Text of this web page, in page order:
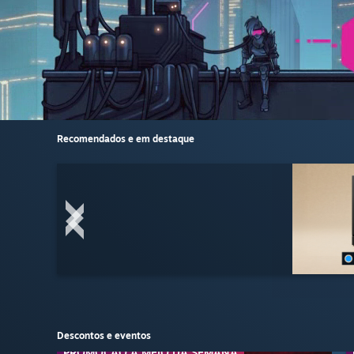
Recomendados e em destaque
Descontos e eventos